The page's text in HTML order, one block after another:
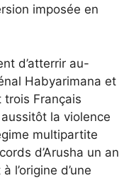
imposée en
d’atterrir au-
Habyarimana et
Français
la violence
multipartite
d’Arusha un an
l’origine d’une